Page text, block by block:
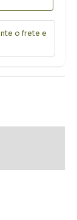
o frete e